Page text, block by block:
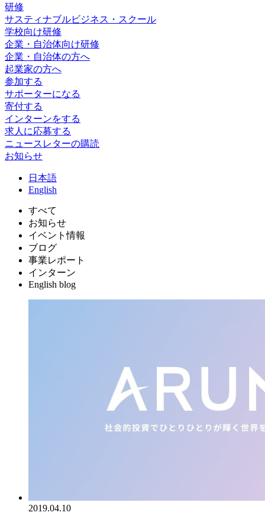
研修
サスティナブルビジネス・スクール
学校向け研修
企業・自治体向け研修
企業・自治体の方へ
起業家の方へ
参加する
サポーターになる
寄付する
インターンをする
求人に応募する
ニュースレターの購読
お知らせ
日 本語
English
すべて
お知らせ
イベント情報
ブログ
事業レポート
インターン
English blog
2019.04.10